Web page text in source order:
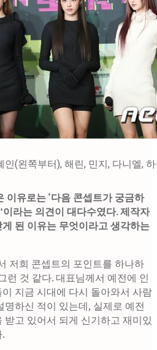
인(왼쪽부터), 해린, 민지, 다니엘,
이유로는 ‘다음 콘셉트가 궁금하
이라는 의견이 대다수였다. 제작자
된 이유는 무엇이라고 생각하는
저희 콘셉트의 포인트를 하나하
런 것 같다. 대표님께서 예전에 인
지금 시대에 다시 돌아와서 사람
하신 적이 있는데, 실제로 예전
고 있어서 되게 신기하고 재미있